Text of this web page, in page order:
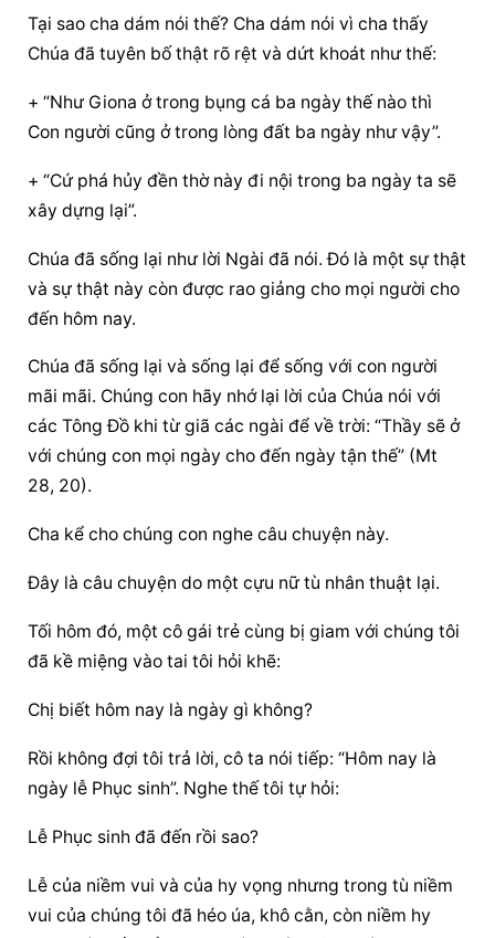
Tại sao cha dám nói thế? Cha dám nói vì cha thấy
Chúa đã tuyên bố thật rõ rệt và dứt khoát như thế:
+ “Như Giona ở trong bụng cá ba ngày thế nào thì
Con người cũng ở trong lòng đất ba ngày như vậy”.
+ “Cứ phá hủy đền thờ này đi nội trong ba ngày ta sẽ
xây dựng lại”.
Chúa đã sống lại như lời Ngài đã nói. Đó là một sự thật
và sự thật này còn được rao giảng cho mọi người cho
đến hôm nay.
Chúa đã sống lại và sống lại để sống với con người
mãi mãi. Chúng con hãy nhớ lại lời của Chúa nói với
các Tông Đồ khi từ giã các ngài để về trời: “Thầy sẽ ở
với chúng con mọi ngày cho đến ngày tận thế” (Mt
28, 20).
Cha kể cho chúng con nghe câu chuyện này.
Đây là câu chuyện do một cựu nữ tù nhân thuật lại.
Tối hôm đó, một cô gái trẻ cùng bị giam với chúng tôi
đã kề miệng vào tai tôi hỏi khẽ:
Chị biết hôm nay là ngày gì không?
Rồi không đợi tôi trả lời, cô ta nói tiếp: “Hôm nay là
ngày lễ Phục sinh”. Nghe thế tôi tự hỏi:
Lễ Phục sinh đã đến rồi sao?
Lễ của niềm vui và của hy vọng nhưng trong tù niềm
vui của chúng tôi đã héo úa, khô cằn, còn niềm hy